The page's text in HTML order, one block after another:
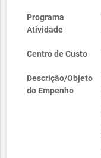
Programa
Atividade
Centro de Custo
Descrição/Objeto
do Empenho